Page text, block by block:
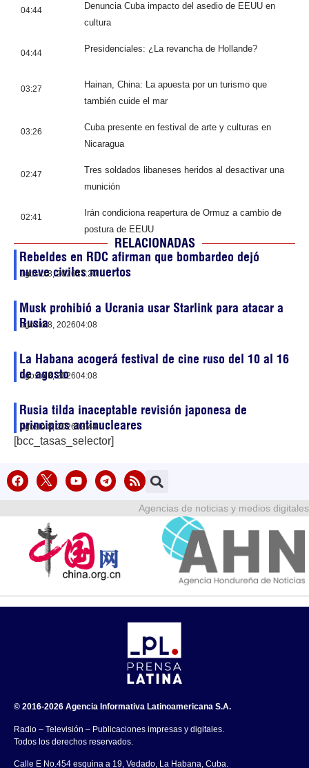
04:44
Denuncia Cuba impacto del asedio de EEUU en
cultura
04:44 Presidenciales: ¿La revancha de Hollande?
03:27
Hainan, China: La apuesta por un turismo que
también cuide el mar
03:26
Cuba presente en festival de arte y culturas en
Nicaragua
02:47
Tres soldados libaneses heridos al desactivar una
munición
02:41
Irán condiciona reapertura de Ormuz a cambio de
postura de EEUU
RELACIONADAS
Rebeldes en RDC afirman que bombardeo dejó
nueve civiles muertos
agosto 8, 202617:20
Musk prohibió a Ucrania usar Starlink para atacar a
Rusia
agosto 8, 202604:08
La Habana acogerá festival de cine ruso del 10 al 16
de agosto
agosto 8, 202604:08
Rusia tilda inaceptable revisión japonesa de
principios antinucleares
agosto 8, 202603:44
[bcc_tasas_selector]
Agencias de noticias y medios digitales
© 2016-2026 Agencia Informativa Latinoamericana S.A.
Radio – Televisión – Publicaciones impresas y digitales.
Todos los derechos reservados.
Calle E No.454 esquina a 19, Vedado, La Habana, Cuba.